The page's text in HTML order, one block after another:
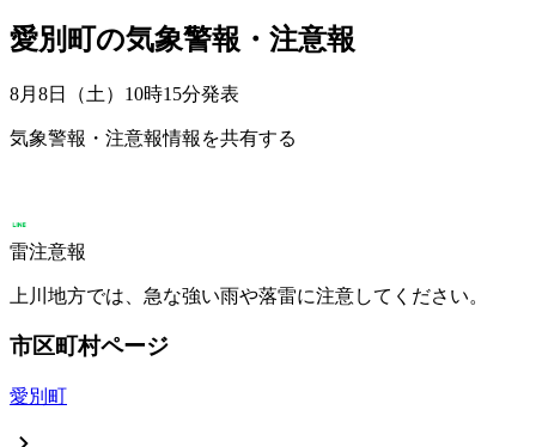
愛別町の気象警報・注意報
8月8日（土）10時15分発表
気象警報・注意報情報を共有する
雷注意報
上川地方では、急な強い雨や落雷に注意してください。
市区町村ページ
愛別町